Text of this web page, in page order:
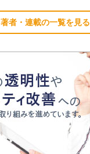
著者・連載の一覧を見る